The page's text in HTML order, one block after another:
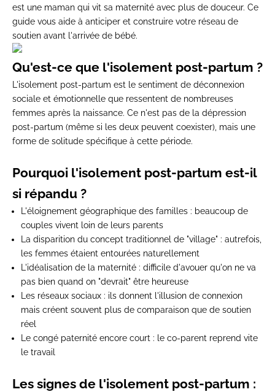
est une maman qui vit sa maternité avec plus de douceur. Ce
guide vous aide à anticiper et construire votre réseau de
soutien avant l'arrivée de bébé.
Qu'est-ce que l'isolement post-partum ?
L'isolement post-partum est le sentiment de déconnexion
sociale et émotionnelle que ressentent de nombreuses
femmes après la naissance. Ce n'est pas de la dépression
post-partum (même si les deux peuvent coexister), mais une
forme de solitude spécifique à cette période.
Pourquoi l'isolement post-partum est-il
si répandu ?
L'éloignement géographique des familles : beaucoup de
couples vivent loin de leurs parents
La disparition du concept traditionnel de "village" : autrefois,
les femmes étaient entourées naturellement
L'idéalisation de la maternité : difficile d'avouer qu'on ne va
pas bien quand on "devrait" être heureuse
Les réseaux sociaux : ils donnent l'illusion de connexion
mais créent souvent plus de comparaison que de soutien
réel
Le congé paternité encore court : le co-parent reprend vite
le travail
Les signes de l'isolement post-partum :